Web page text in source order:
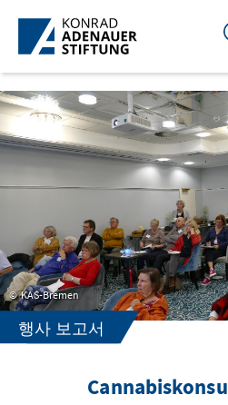
Skip to Main Content
KAS-Bremen
행사 보고서